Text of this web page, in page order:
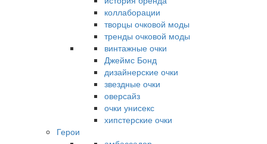
коллаборации
творцы очковой моды
тренды очковой моды
винтажные очки
Джеймс Бонд
дизайнерские очки
звездные очки
оверсайз
очки унисекс
хипстерские очки
Герои